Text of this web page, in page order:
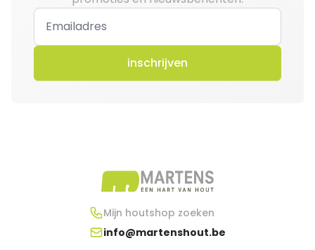
inschrijven
Mijn houtshop zoeken
info@martenshout.be